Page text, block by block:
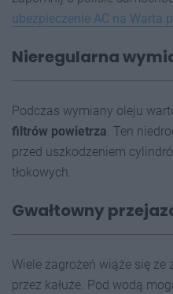
ubezpieczenie AC na
Nieregularna
Podczas wymiany oleju
filtrów powietrza. Ten
przed uszkodzeniem
tłokowych.
Gwałtowny
Wiele zagrożeń wiąże się
przez kałuże. Pod wodą